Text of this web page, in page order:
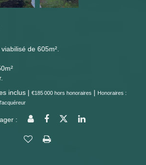
de 605m².
inclus | €185 000 hors honoraires | Honoraires :
: